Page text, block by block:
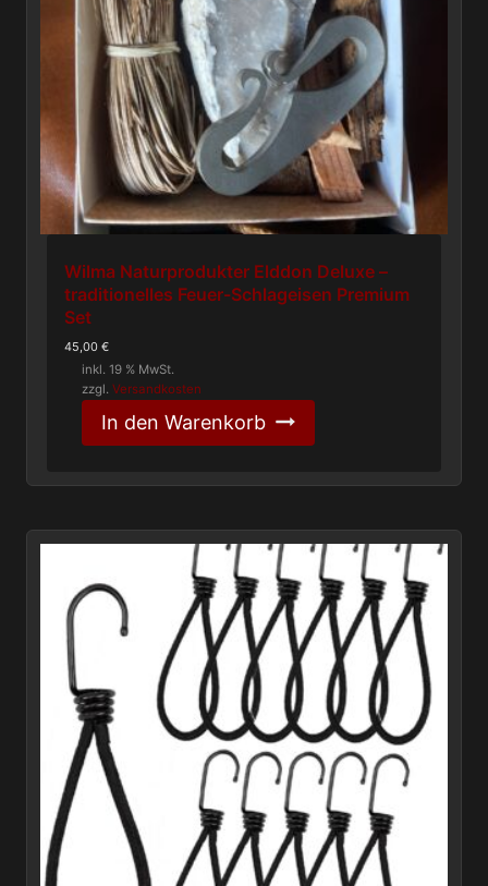
Wilma Naturprodukter Elddon Deluxe –
traditionelles Feuer-Schlageisen Premium
Set
45,00€
inkl. 19 % MwSt.
zzgl.Versandkosten
In den Warenkorb